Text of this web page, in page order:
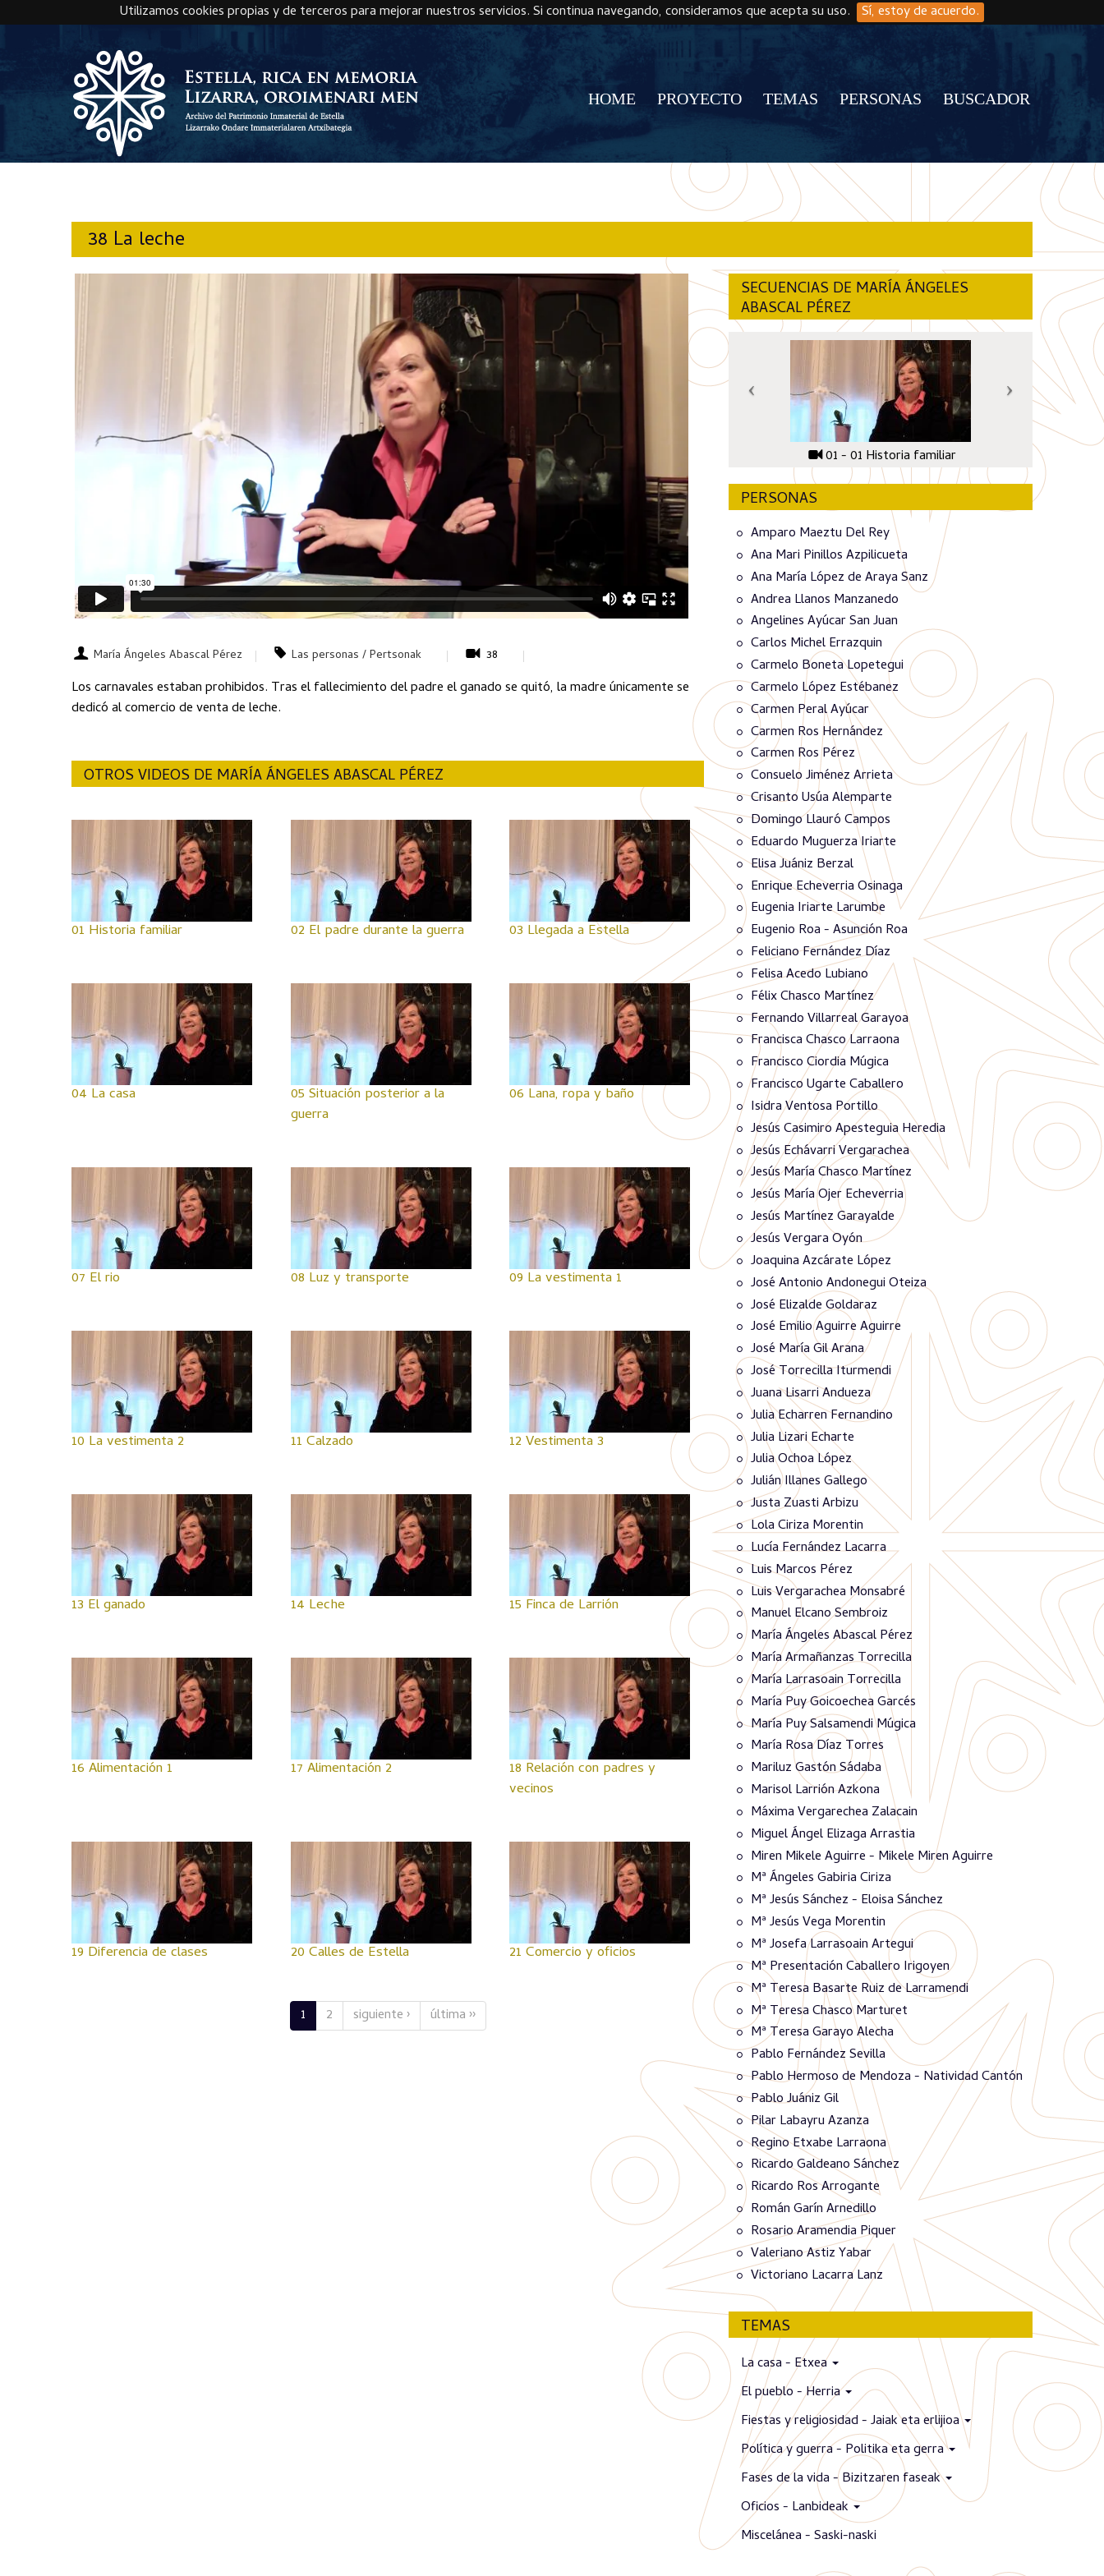
Utilizamos cookies propias y de terceros para mejorar nuestros servicios. Si continua navegando, consideramos que acepta su uso. Sí, estoy de acuerdo.
HOME PROYECTO TEMAS PERSONAS BUSCADOR
38 La leche
María Ángeles Abascal Pérez Las personas / Pertsonak 38
Los carnavales estaban prohibidos. Tras el fallecimiento del padre el ganado se quitó, la madre únicamente se
dedicó al comercio de venta de leche.
OTROS VIDEOS DE MARÍA ÁNGELES ABASCAL PÉREZ
01 Historia familiar 02 El padre durante la guerra 03 Llegada a Estella
04 La casa
05 Situación posterior a la
guerra
06 Lana, ropa y baño
07 El rio 08 Luz y transporte 09 La vestimenta 1
10 La vestimenta 2 11 Calzado 12 Vestimenta 3
13 El ganado 14 Leche 15 Finca de Larrión
16 Alimentación 1 17 Alimentación 2
18 Relación con padres y
vecinos
19 Diferencia de clases 20 Calles de Estella 21 Comercio y oficios
1 2 siguiente › última ››
SECUENCIAS DE MARÍA ÁNGELES
ABASCAL PÉREZ
01 - 01 Historia familiar
PERSONAS
Amparo Maeztu Del Rey
Ana Mari Pinillos Azpilicueta
Ana María López de Araya Sanz
Andrea Llanos Manzanedo
Angelines Ayúcar San Juan
Carlos Michel Errazquin
Carmelo Boneta Lopetegui
Carmelo López Estébanez
Carmen Peral Ayúcar
Carmen Ros Hernández
Carmen Ros Pérez
Consuelo Jiménez Arrieta
Crisanto Usúa Alemparte
Domingo Llauró Campos
Eduardo Muguerza Iriarte
Elisa Juániz Berzal
Enrique Echeverria Osinaga
Eugenia Iriarte Larumbe
Eugenio Roa - Asunción Roa
Feliciano Fernández Díaz
Felisa Acedo Lubiano
Félix Chasco Martínez
Fernando Villarreal Garayoa
Francisca Chasco Larraona
Francisco Ciordia Múgica
Francisco Ugarte Caballero
Isidra Ventosa Portillo
Jesús Casimiro Apesteguia Heredia
Jesús Echávarri Vergarachea
Jesús María Chasco Martínez
Jesús María Ojer Echeverria
Jesús Martínez Garayalde
Jesús Vergara Oyón
Joaquina Azcárate López
José Antonio Andonegui Oteiza
José Elizalde Goldaraz
José Emilio Aguirre Aguirre
José María Gil Arana
José Torrecilla Iturmendi
Juana Lisarri Andueza
Julia Echarren Fernandino
Julia Lizari Echarte
Julia Ochoa López
Julián Illanes Gallego
Justa Zuasti Arbizu
Lola Ciriza Morentin
Lucía Fernández Lacarra
Luis Marcos Pérez
Luis Vergarachea Monsabré
Manuel Elcano Sembroiz
María Ángeles Abascal Pérez
María Armañanzas Torrecilla
María Larrasoain Torrecilla
María Puy Goicoechea Garcés
María Puy Salsamendi Múgica
María Rosa Díaz Torres
Mariluz Gastón Sádaba
Marisol Larrión Azkona
Máxima Vergarechea Zalacain
Miguel Ángel Elizaga Arrastia
Miren Mikele Aguirre - Mikele Miren Aguirre
Mª Ángeles Gabiria Ciriza
Mª Jesús Sánchez - Eloisa Sánchez
Mª Jesús Vega Morentin
Mª Josefa Larrasoain Artegui
Mª Presentación Caballero Irigoyen
Mª Teresa Basarte Ruiz de Larramendi
Mª Teresa Chasco Marturet
Mª Teresa Garayo Alecha
Pablo Fernández Sevilla
Pablo Hermoso de Mendoza - Natividad Cantón
Pablo Juániz Gil
Pilar Labayru Azanza
Regino Etxabe Larraona
Ricardo Galdeano Sánchez
Ricardo Ros Arrogante
Román Garín Arnedillo
Rosario Aramendia Piquer
Valeriano Astiz Yabar
Victoriano Lacarra Lanz
TEMAS
La casa - Etxea
El pueblo - Herria
Fiestas y religiosidad - Jaiak eta erlijioa
Política y guerra - Politika eta gerra
Fases de la vida - Bizitzaren faseak
Oficios - Lanbideak
Miscelánea - Saski-naski